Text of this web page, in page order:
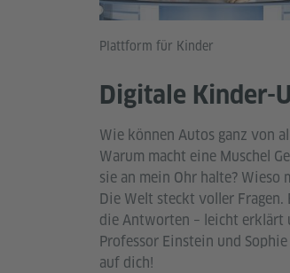
Plattform für Kinder
Digitale Kinder-
Wie können Autos ganz von
Warum macht eine Muschel
sie an mein Ohr halte? Wieso
Die Welt steckt voller Fragen.
die Antworten – leicht erklärt
Professor Einstein und
auf dich!